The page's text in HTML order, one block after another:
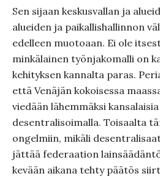
Sen sijaan keskusvallan ja
alueiden ja paikallishallinnon
edelleen muotoaan. Ei ole
minkälainen työnjakomalli on
kehityksen kannalta paras.
että Venäjän kokoisessa
viedään lähemmäksi
desentralisoimalla. Toisaalta
ongelmiin, mikäli
jättää federaation
kevään aikana tehty päätös